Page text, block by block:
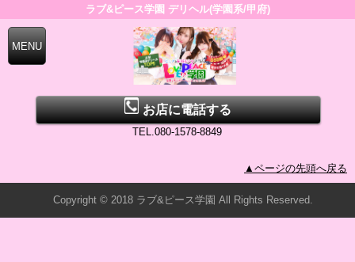
ラブ&ピース学園 デリヘル(学園系/甲府)
お店に電話する
TEL.080-1578-8849
▲ページの先頭へ戻る
Copyright © 2018 ラブ&ピース学園 All Rights Reserved.